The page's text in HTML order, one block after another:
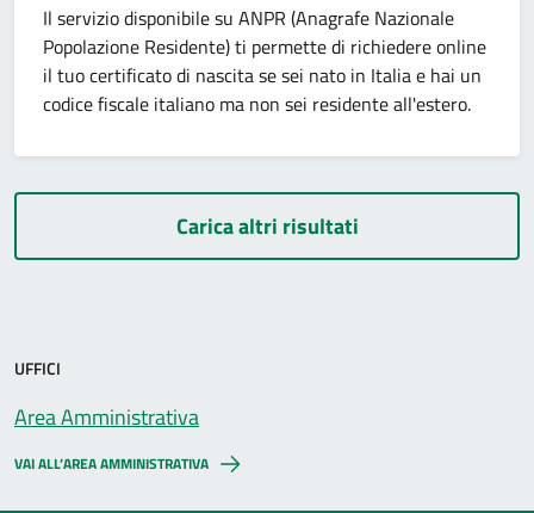
Il servizio disponibile su ANPR (Anagrafe Nazionale
Popolazione Residente) ti permette di richiedere online
il tuo certificato di nascita se sei nato in Italia e hai un
codice fiscale italiano ma non sei residente all'estero.
Carica altri risultati
UFFICI
Area Amministrativa
VAI ALL’AREA AMMINISTRATIVA